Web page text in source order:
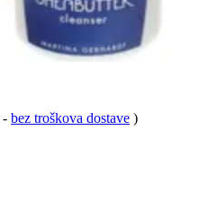
- bez troškova dostave )